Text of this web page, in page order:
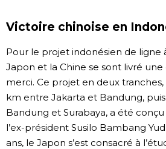
Victoire chinoise en
Pour le projet indonésien de ligne
Japon et la Chine se sont livré
merci. Ce projet en deux
km entre Jakarta et Bandung,
Bandung et Surabaya, a été
l’ex-président Susilo Bambang
ans, le Japon s’est consacré à